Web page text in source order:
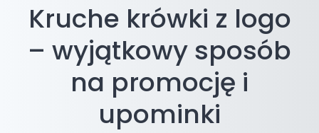
Kruche krówki z logo
– wyjątkowy sposób
na promocję i
upominki